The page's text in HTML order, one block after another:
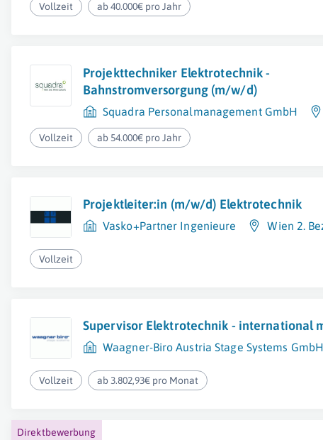
Vollzeit ab 40.000€ pro Jahr
Projekttechniker Elektrotechnik -
Bahnstromversorgung (m/w/d)
Squadra Personalmanagement GmbH
Vollzeit ab 54.000€ pro Jahr
Projektleiter:in (m/w/d) Elektrotechnik
Vasko+Partner Ingenieure Wien 2.
Vollzeit
Supervisor Elektrotechnik - international
Waagner-Biro Austria Stage Systems GmbH
Vollzeit ab 3.802,93€ pro Monat
Direktbewerbung